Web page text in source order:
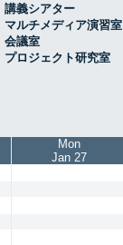
講義シアター
マルチメディア演習室
会議室
プロジェクト研究室
Mon
Jan 27